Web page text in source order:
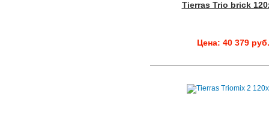
Tierras Trio brick
Цена: 40 379 руб.